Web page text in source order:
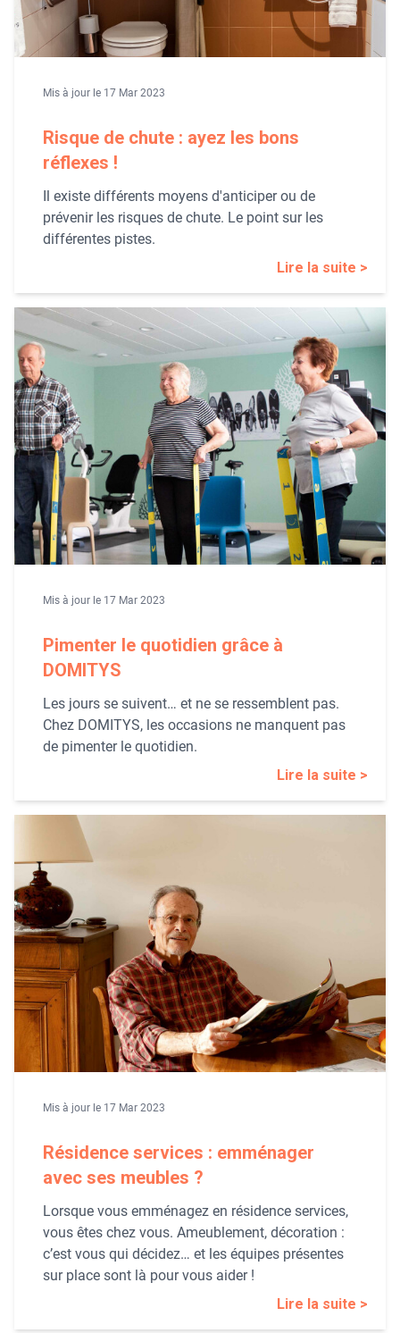
Mis à jour le 17 Mar 2023
Risque de chute : ayez les bons
réflexes !
Il existe différents moyens d'anticiper ou de
prévenir les risques de chute. Le point sur les
différentes pistes.
Lire la suite >
Mis à jour le 17 Mar 2023
Pimenter le quotidien grâce à
DOMITYS
Les jours se suivent… et ne se ressemblent pas.
Chez DOMITYS, les occasions ne manquent pas
de pimenter le quotidien.
Lire la suite >
Mis à jour le 17 Mar 2023
Résidence services : emménager
avec ses meubles ?
Lorsque vous emménagez en résidence services,
vous êtes chez vous. Ameublement, décoration :
c’est vous qui décidez… et les équipes présentes
sur place sont là pour vous aider !
Lire la suite >